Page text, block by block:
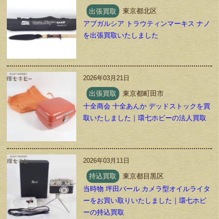
出張買取
東京都北区
アブガルシア トラウティンマーキス ナノ
を出張買取いたしました
2026年03月21日
出張買取
東京都町田市
十全商会 十全あんか デッドストックを買
取いたしました｜環七ホビーの法人買取
2026年03月11日
持込買取
東京都目黒区
当時物 坪田パール カメラ型オイルライタ
ーをお買い取りいたしました｜環七ホビ
ーの持込買取